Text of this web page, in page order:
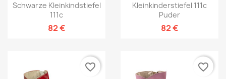
Schwarze Kleinkindstiefel
111c
82 €
Kleinkinderstiefel 111c
Puder
82 €
favorite_border favorite_border